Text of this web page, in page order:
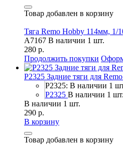
Товар добавлен в корзину
Тяга Remo Hobby 114мм, 1/
A7167 В наличии 1 шт.
280 р.
Продолжить покупки
P2325 Задние тяги для
P2325: В наличии 1
P2325 В наличии 1 шт.
В наличии 1 шт.
290 р.
В корзину
Товар добавлен в корзину